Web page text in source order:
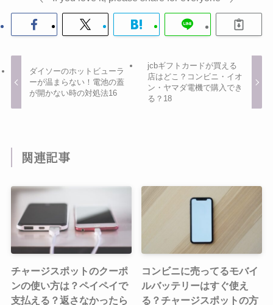
ダイソーのホットビューラ
ーが温まらない！電池の蓋
が開かない時の対処法16
jcbギフトカードが買える
店はどこ？コンビニ・イオ
ン・ヤマダ電機で購入でき
る？18
関連記事
チャージスポットのクーポ
ンの使い方は？ペイペイで
支払える？返さなかったら
コンビニに売ってるモバイ
ルバッテリーはすぐ使え
る？チャージスポットの方